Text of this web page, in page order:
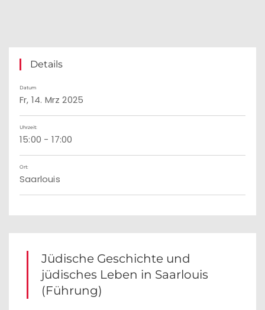
Details
Datum
Fr, 14. Mrz 2025
Uhrzeit:
15:00 - 17:00
Ort:
Saarlouis
Jüdische Geschichte und
jüdisches Leben in Saarlouis
(Führung)